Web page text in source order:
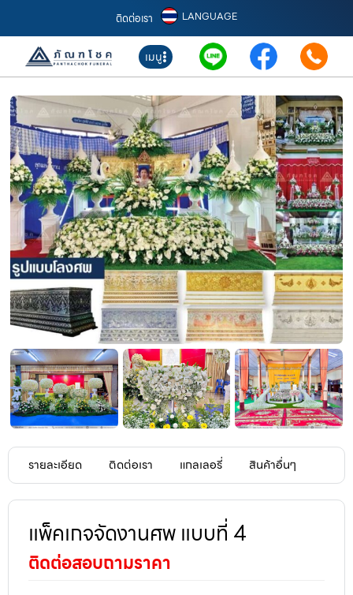
ติดต่อเรา LANGUAGE
เมนู
รายละเอียด ติดต่อเรา แกลเลอรี่ สินค้าอื่นๆ
แพ็คเกจจัดงานศพ แบบที่ 4
ติดต่อสอบถามราคา